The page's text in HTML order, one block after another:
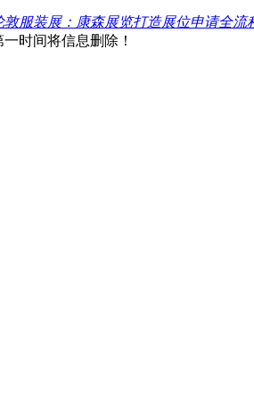
敦服装展：康森展览打造展位申请全流
时间将信息删除！